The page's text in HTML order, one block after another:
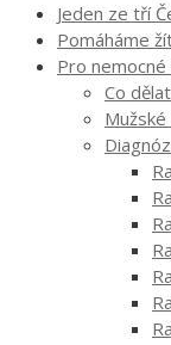
Jeden ze tří
Pomáháme
Pro
Co